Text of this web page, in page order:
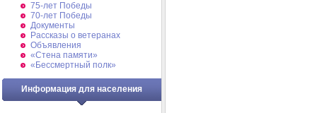
75-лет Победы
70-лет Победы
Документы
Рассказы о ветеранах
Объявления
«Стена памяти»
«Бессмертный полк»
Информация для населения